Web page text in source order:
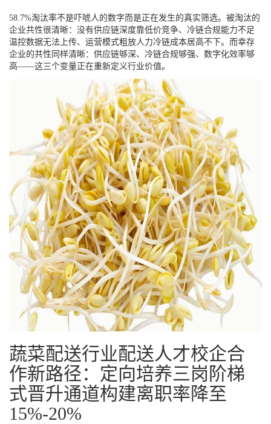
58.7%淘汰率不是吓唬人的数字而是正在发生的真实筛选。被淘汰的
企业共性很清晰：没有供应链深度靠低价竞争、冷链合规能力不足
温控数据无法上传、运营模式粗放人力冷链成本居高不下。而幸存
企业的共性同样清晰：供应链够深、冷链合规够强、数字化效率够
高——这三个变量正在重新定义行业价值。
蔬菜配送行业配送人才校企合
作新路径：定向培养三岗阶梯
式晋升通道构建离职率降至
15%-20%